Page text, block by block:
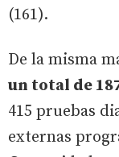
(161).
De la misma
un total de
415 pruebas
externas